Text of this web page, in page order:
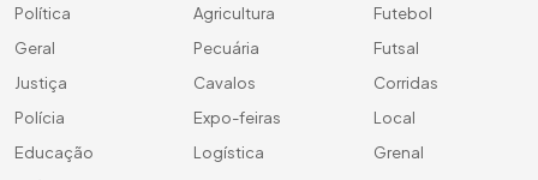
Política
Geral
Justiça
Polícia
Educação
Agricultura
Pecuária
Cavalos
Expo-feiras
Logística
Futebol
Futsal
Corridas
Local
Grenal